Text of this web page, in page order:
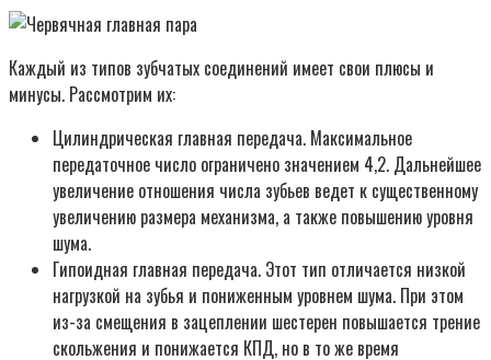
Каждый из типов зубчатых соединений имеет свои плюсы и
минусы. Рассмотрим их:
Цилиндрическая главная передача. Максимальное
передаточное число ограничено значением 4,2. Дальнейшее
увеличение отношения числа зубьев ведет к существенному
увеличению размера механизма, а также повышению уровня
шума.
Гипоидная главная передача. Этот тип отличается низкой
нагрузкой на зубья и пониженным уровнем шума. При этом
из-за смещения в зацеплении шестерен повышается трение
скольжения и понижается КПД, но в то же время